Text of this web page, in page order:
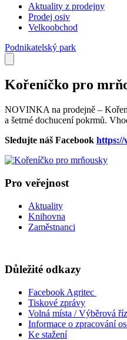
Aktuality z prodejny
Prodej osiv
Velkoobchod
Podnikatelský park
Kořeníčko pro
NOVINKA na prodejně –
a šetrné dochucení pokrmů.
Sledujte náš Facebook https://
Pro veřejnost
Aktuality
Knihovna
Zaměstnanci
Důležité odkazy
Facebook Agritec
Tiskové zprávy
Volná místa / Výběrová
Informace o zpracování
Ke stažení